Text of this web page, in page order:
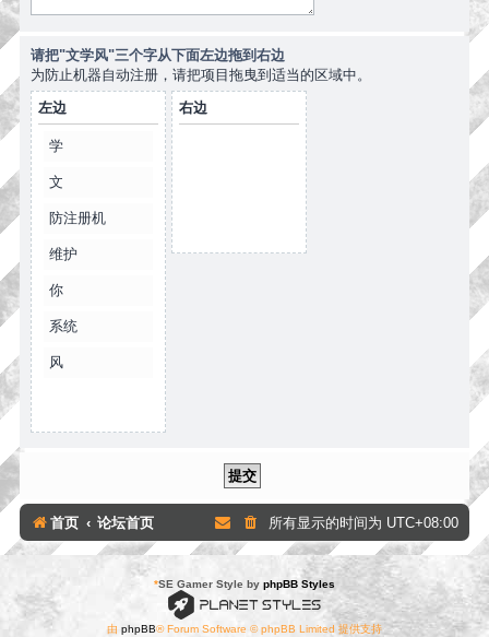
请把"文学风"三个字从下面左边拖到右边
为防止机器自动注册，请把项目拖曳到适当的区域中。
左边
学
文
防注册机
维护
你
系统
风
右边
首页 论坛首页 所有显示的时间为 UTC+08:00
*SE Gamer Style by phpBB Styles
由 phpBB® Forum Software © phpBB Limited 提供支持